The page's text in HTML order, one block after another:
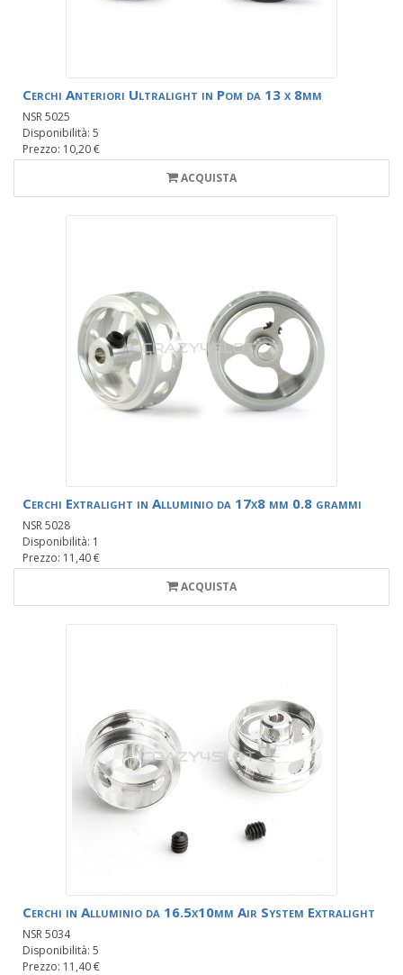
Cerchi Anteriori Ultralight in Pom da 13 x 8mm
NSR 5025
Disponibilità: 5
Prezzo: 10,20 €
ACQUISTA
Cerchi Extralight in Alluminio da 17x8 mm 0.8 grammi
NSR 5028
Disponibilità: 1
Prezzo: 11,40 €
ACQUISTA
Cerchi in Alluminio da 16.5x10mm Air System Extralight
NSR 5034
Disponibilità: 5
Prezzo: 11,40 €